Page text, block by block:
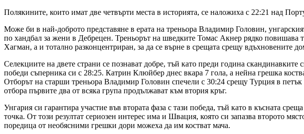
Полякините, които имат две четвърти места в историята, се наложиха с 22:21 над
Може би в най-доброто представяне в ерата на треньора Владимир Головин,
по хандбал за жени в Дебрецен. Треньорът на шведките Томас Акнер рядко повишава
Хагман, а и тотално разконцентриран, за да се върне в срещата срещу вдъхновените
Селекциите на двете страни се познават добре, тъй като преди година
победи съперника си с 28:25. Катрин Клюйбер днес вкара 7 гола, а нейна грешка
Отборът на старши треньора Владимир Головин спечели с 30:24 срещу Турция в
отбора първите два от всяка група продължават към втория кръг.
Унгария си гарантира участие във втората фаза с тази победа, тъй като в късната
точка. От този резултат сериозен интерес има и Швация, която си запазва второто
поредица от необясними грешки дори можеха да им костват мача.